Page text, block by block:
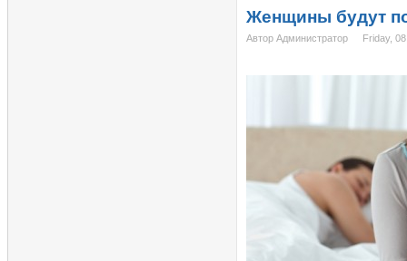
Женщины будут
Автор Администратор Friday,